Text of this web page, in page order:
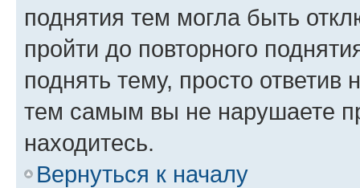
поднятия тем могла быть
пройти до повторного
поднять тему, просто ответив
тем самым вы не нарушаете
находитесь.
Вернуться к началу